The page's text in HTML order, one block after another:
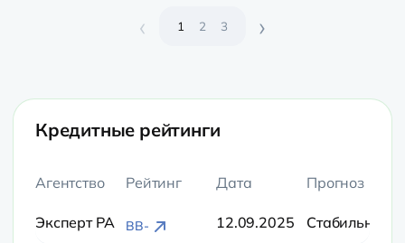
‹ 1 2 3 ›
Кредитные рейтинги
Агентство Рейтинг Дата Прогноз
Эксперт РА BB- 12.09.2025 Стабильный